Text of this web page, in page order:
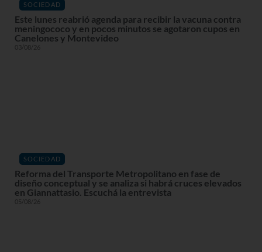
SOCIEDAD
Este lunes reabrió agenda para recibir la vacuna contra
meningococo y en pocos minutos se agotaron cupos en
Canelones y Montevideo
03/08/26
SOCIEDAD
Reforma del Transporte Metropolitano en fase de
diseño conceptual y se analiza si habrá cruces elevados
en Giannattasio. Escuchá la entrevista
05/08/26